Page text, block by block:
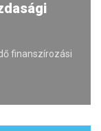
finanszírozási